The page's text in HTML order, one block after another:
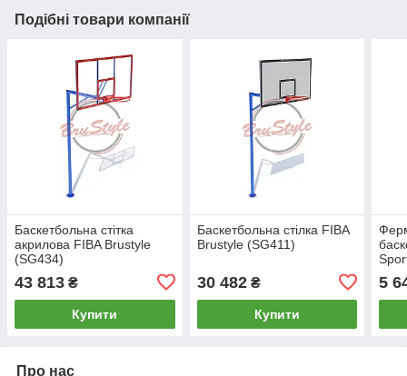
Подібні товари компанії
Баскетбольна стітка
акрилова FIBA Brustyle
(SG434)
43 813 ₴
Купити
Баскетбольна стілка FIBA
Brustyle (SG411)
30 482₴
Купити
5
Про нас